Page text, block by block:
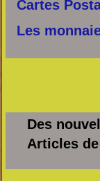
Cartes
Les
Des
Articles